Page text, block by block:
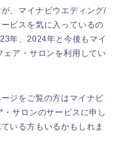
、マイナビウエディング/
ビスを気に入っているの
年、2024年と今後もマイ
ア・サロンを利用してい
ジをご覧の方はマイナビ
サロンのサービスに申し
いる方もいるかもしれま